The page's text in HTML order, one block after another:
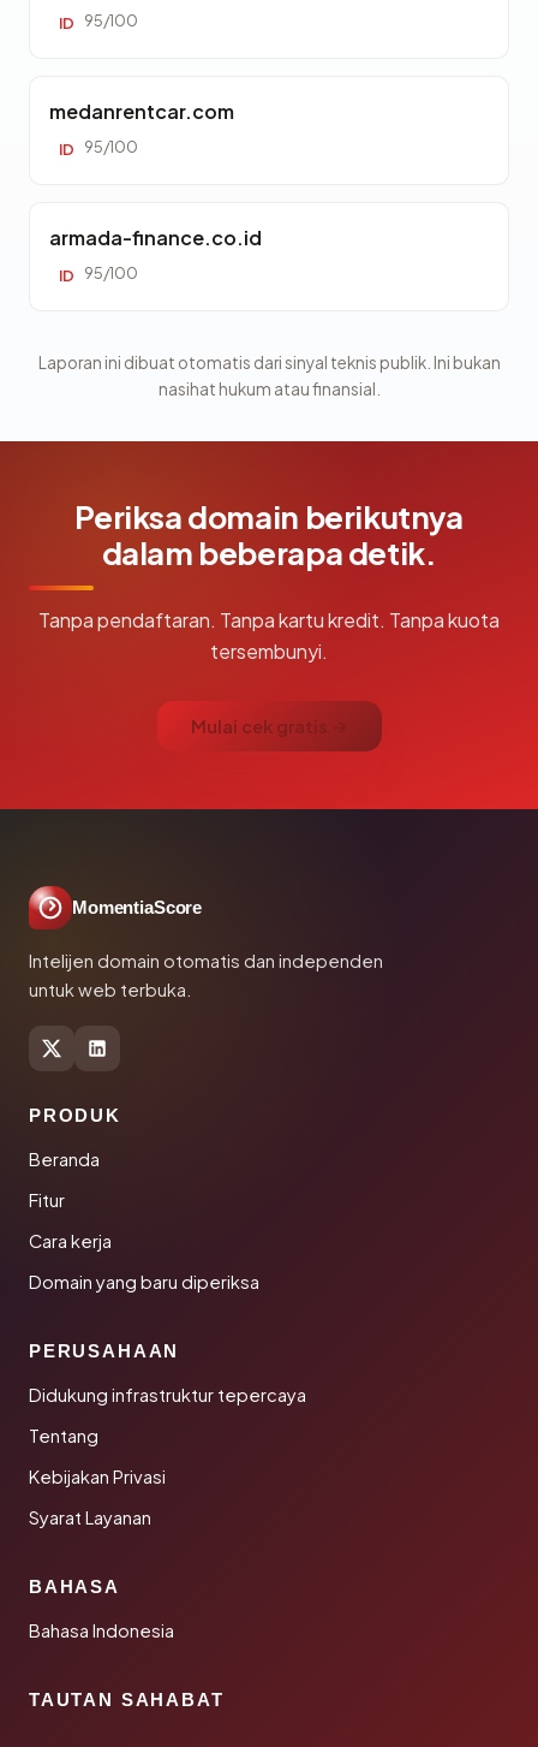
ID 95/100
medanrentcar.com
ID 95/100
armada-finance.co.id
ID 95/100
Laporan ini dibuat otomatis dari sinyal teknis publik. Ini bukan
nasihat hukum atau finansial.
Periksa domain berikutnya
dalam beberapa detik.
Tanpa pendaftaran. Tanpa kartu kredit. Tanpa kuota
tersembunyi.
Mulai cek gratis →
MomentiaScore
Intelijen domain otomatis dan independen
untuk web terbuka.
PRODUK
Beranda
Fitur
Cara kerja
Domain yang baru diperiksa
PERUSAHAAN
Didukung infrastruktur tepercaya
Tentang
Kebijakan Privasi
Syarat Layanan
BAHASA
Bahasa Indonesia
TAUTAN SAHABAT